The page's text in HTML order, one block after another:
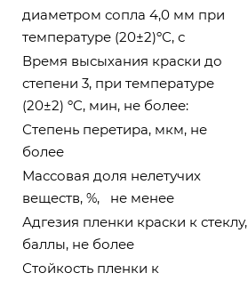
диаметром сопла 4,0 мм при
температуре (20±2)ºС, с
Время высыхания краски до
степени 3, при температуре
(20±2) ºС, мин, не более:
Степень перетира, мкм, не
более
Массовая доля нелетучих
веществ, %, не менее
Адгезия пленки краски к стеклу,
баллы, не более
Стойкость пленки к